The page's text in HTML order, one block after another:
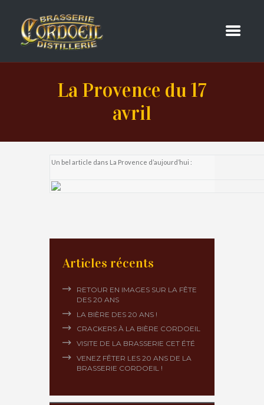
La Provence du 17
avril
Un bel article dans La Provence d’aujourd’hui :
Articles récents
RETOUR EN IMAGES SUR LA FÊTE
DES 20 ANS
LA BIÈRE DES 20 ANS !
CRACKERS À LA BIÈRE CORDOEIL
VISITE DE LA BRASSERIE CET ÉTÉ
VENEZ FÊTER LES 20 ANS DE LA
BRASSERIE CORDOEIL !